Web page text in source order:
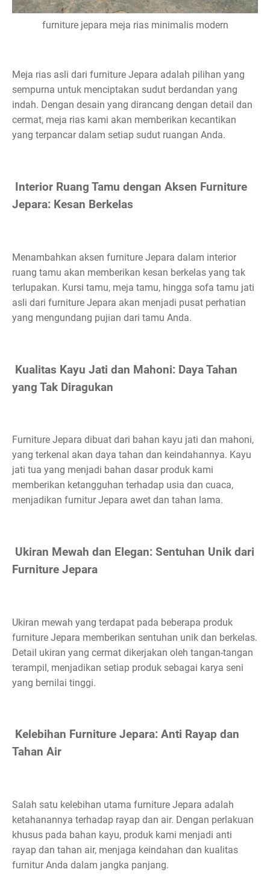
furniture jepara meja rias minimalis modern
Meja rias asli dari furniture Jepara adalah pilihan yang
sempurna untuk menciptakan sudut berdandan yang
indah. Dengan desain yang dirancang dengan detail dan
cermat, meja rias kami akan memberikan kecantikan
yang terpancar dalam setiap sudut ruangan Anda.
Interior Ruang Tamu dengan Aksen Furniture
Jepara: Kesan Berkelas
Menambahkan aksen furniture Jepara dalam interior
ruang tamu akan memberikan kesan berkelas yang tak
terlupakan. Kursi tamu, meja tamu, hingga sofa tamu jati
asli dari furniture Jepara akan menjadi pusat perhatian
yang mengundang pujian dari tamu Anda.
Kualitas Kayu Jati dan Mahoni: Daya Tahan
yang Tak Diragukan
Furniture Jepara dibuat dari bahan kayu jati dan mahoni,
yang terkenal akan daya tahan dan keindahannya. Kayu
jati tua yang menjadi bahan dasar produk kami
memberikan ketangguhan terhadap usia dan cuaca,
menjadikan furnitur Jepara awet dan tahan lama.
Ukiran Mewah dan Elegan: Sentuhan Unik dari
Furniture Jepara
Ukiran mewah yang terdapat pada beberapa produk
furniture Jepara memberikan sentuhan unik dan berkelas.
Detail ukiran yang cermat dikerjakan oleh tangan-tangan
terampil, menjadikan setiap produk sebagai karya seni
yang bernilai tinggi.
Kelebihan Furniture Jepara: Anti Rayap dan
Tahan Air
Salah satu kelebihan utama furniture Jepara adalah
ketahanannya terhadap rayap dan air. Dengan perlakuan
khusus pada bahan kayu, produk kami menjadi anti
rayap dan tahan air, menjaga keindahan dan kualitas
furnitur Anda dalam jangka panjang.